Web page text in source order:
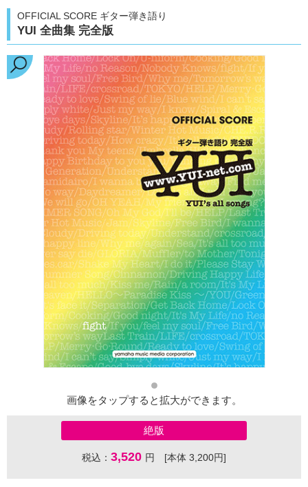
OFFICIAL SCORE ギター弾き語り
YUI 全曲集 完全版
画像をタップすると拡大ができます。
絶版
税込： 3,520 円 [本体 3,200円]